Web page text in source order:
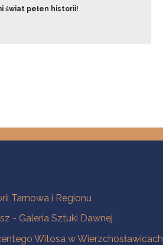
świat pełen historii!
Tarnowa i Regionu
- Galeria Sztuki Dawnej
Witosa w Wierzchosławicach